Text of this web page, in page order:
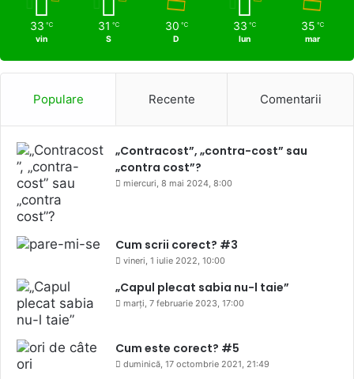
33 ℃
vin
31 ℃
S
30 ℃
D
33 ℃
lun
35 ℃
mar
Populare Recente Comentarii
„Contracost”, „contra-cost” sau
„contra cost”?
miercuri, 8 mai 2024, 8:00
Cum scrii corect? #3
vineri, 1 iulie 2022, 10:00
„Capul plecat sabia nu-l taie”
marți, 7 februarie 2023, 17:00
Cum este corect? #5
duminică, 17 octombrie 2021, 21:49